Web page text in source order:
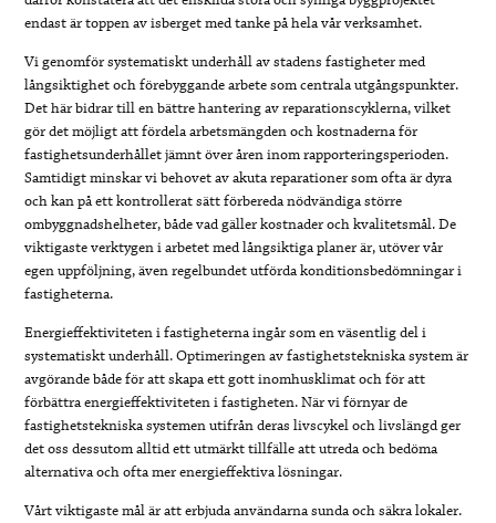
endast är toppen av isberget med tanke på hela vår verksamhet.
Vi genomför systematiskt underhåll av stadens fastigheter med
långsiktighet och förebyggande arbete som centrala utgångspunkter.
Det här bidrar till en bättre hantering av reparationscyklerna, vilket
gör det möjligt att fördela arbetsmängden och kostnaderna för
fastighetsunderhållet jämnt över åren inom rapporteringsperioden.
Samtidigt minskar vi behovet av akuta reparationer som ofta är dyra
och kan på ett kontrollerat sätt förbereda nödvändiga större
ombyggnadshelheter, både vad gäller kostnader och kvalitetsmål. De
viktigaste verktygen i arbetet med långsiktiga planer är, utöver vår
egen uppföljning, även regelbundet utförda konditionsbedömningar i
fastigheterna.
Energieffektiviteten i fastigheterna ingår som en väsentlig del i
systematiskt underhåll. Optimeringen av fastighetstekniska system är
avgörande både för att skapa ett gott inomhusklimat och för att
förbättra energieffektiviteten i fastigheten. När vi förnyar de
fastighetstekniska systemen utifrån deras livscykel och livslängd ger
det oss dessutom alltid ett utmärkt tillfälle att utreda och bedöma
alternativa och ofta mer energieffektiva lösningar.
Vårt viktigaste mål är att erbjuda användarna sunda och säkra lokaler.